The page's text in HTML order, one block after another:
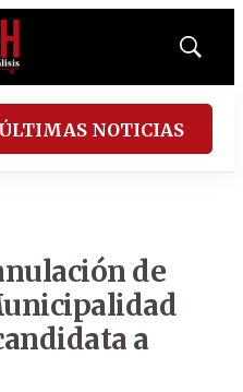
Mostrar
ÚLTIMAS NOTICIAS
de
a